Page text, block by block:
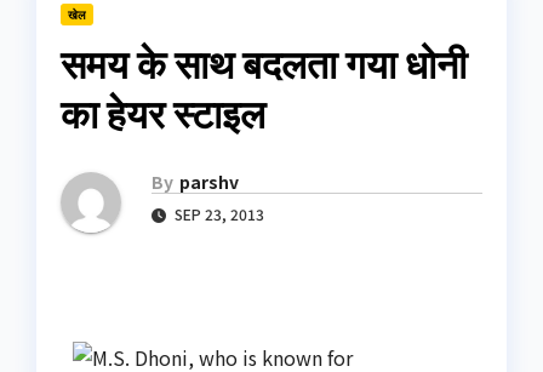
खेल
समय के साथ बदलता गया धोनी
का हेयर स्टाइल
By parshv
SEP 23, 2013